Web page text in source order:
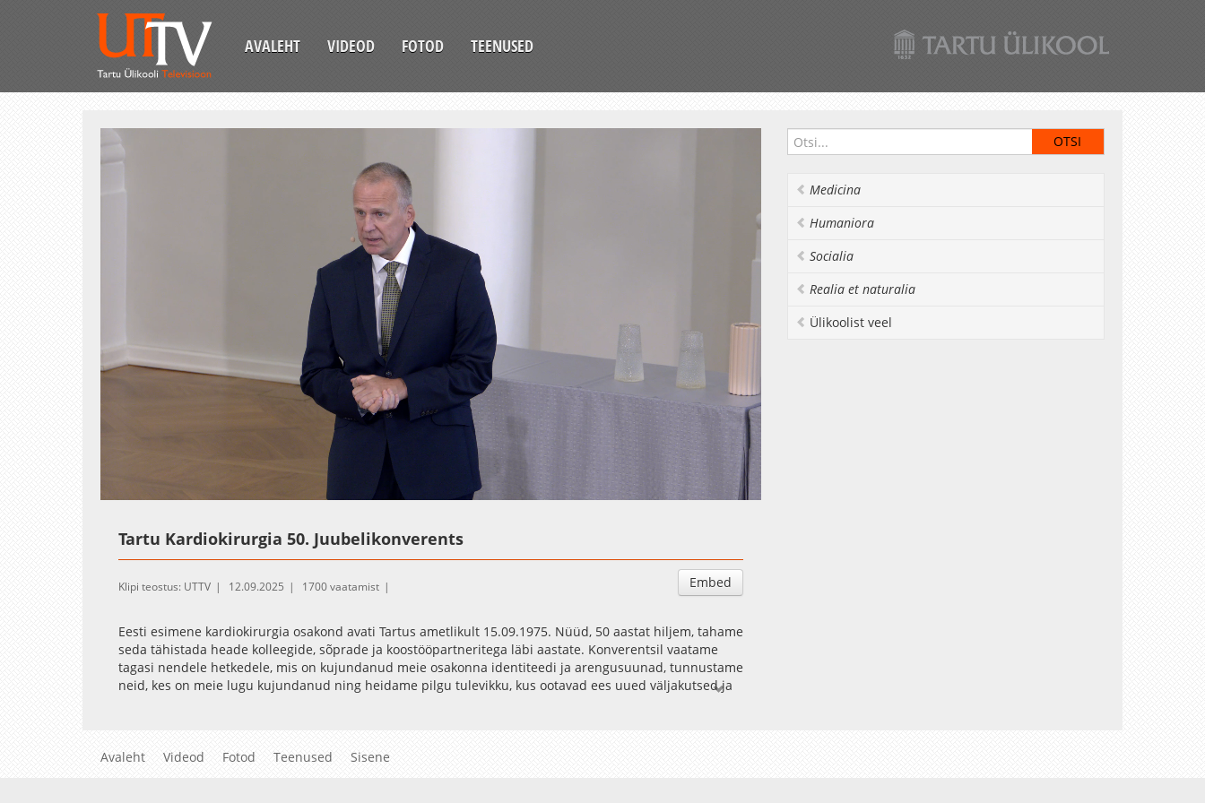
AVALEHT VIDEOD FOTOD TEENUSED
Unmute
:
Esituskiirused
Auto
Tartu Kardiokirurgia 50. Juubelikonverents
Embed
Klipi teostus: UTTV 12.09.2025 1700 vaatamist
Eesti esimene kardiokirurgia osakond avati Tartus ametlikult 15.09.1975. Nüüd, 50 aastat hiljem, tahame
seda tähistada heade kolleegide, sõprade ja koostööpartneritega läbi aastate. Konverentsil vaatame
tagasi nendele hetkedele, mis on kujundanud meie osakonna identiteedi ja arengusuunad, tunnustame
neid, kes on meie lugu kujundanud ning heidame pilgu tulevikku, kus ootavad ees uued väljakutsed ja
Medicina
Humaniora
Socialia
Realia et naturalia
Ülikoolist veel
Avaleht Videod Fotod Teenused Sisene